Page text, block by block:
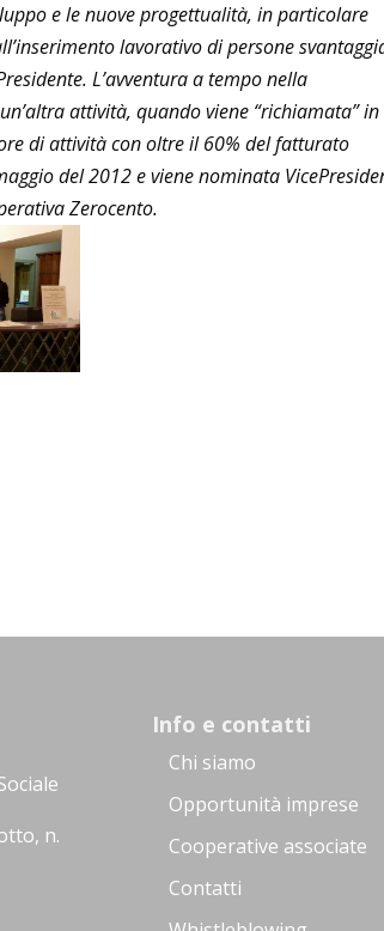
e le nuove progettualità, in particolare
lavorativo di persone
L’avventura a tempo nella
attività, quando viene “richiamata” in
di attività con oltre il 60% del fatturato
del 2012 e viene nominata
Zerocento.
n.
Info e contatti
Chi siamo
Opportunità imprese
Cooperative associate
Contatti